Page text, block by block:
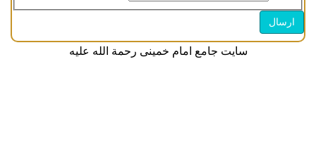
سایت جامع امام خمینی رحمة الله علیه